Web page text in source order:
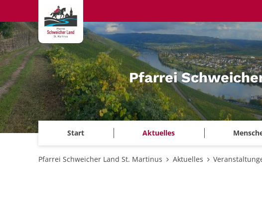
Zum Inhalt springen
Pfarrei
Start Aktuelles
Pfarrei Schweicher Land St. Martinus Aktuelles